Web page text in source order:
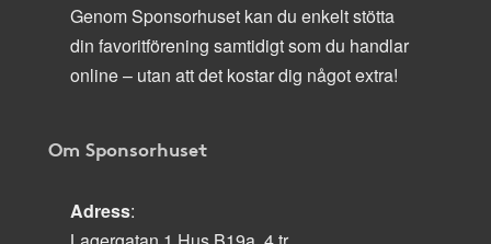
Genom Sponsorhuset kan du enkelt stötta
din favoritförening samtidigt som du handlar
online – utan att det kostar dig något extra!
Om Sponsorhuset
Adress: